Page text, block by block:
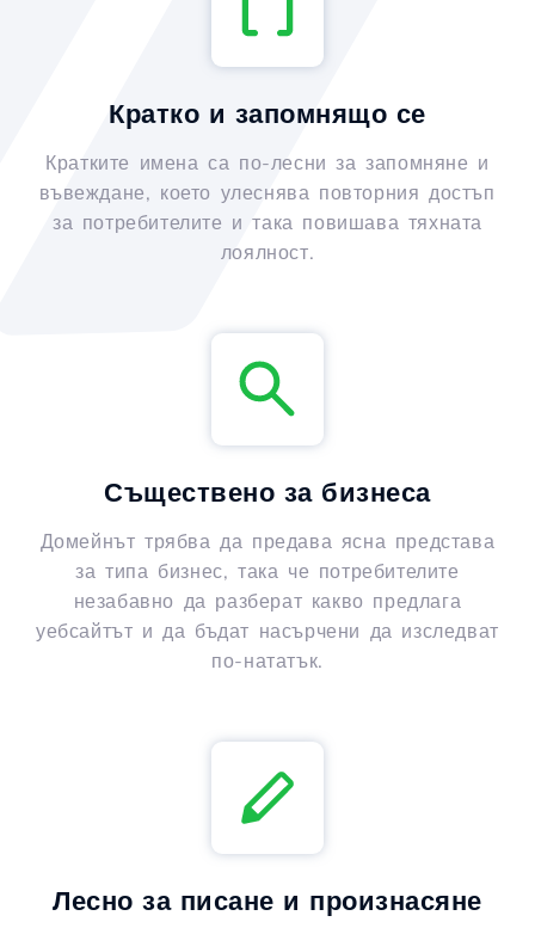
Кратко и запомнящо се
Кратките имена са по-лесни за запомняне и
въвеждане, което улеснява повторния достъп
за потребителите и така повишава тяхната
лоялност.
Съществено за бизнеса
Домейнът трябва да предава ясна представа
за типа бизнес, така че потребителите
незабавно да разберат какво предлага
уебсайтът и да бъдат насърчени да изследват
по-нататък.
Лесно за писане и произнасяне